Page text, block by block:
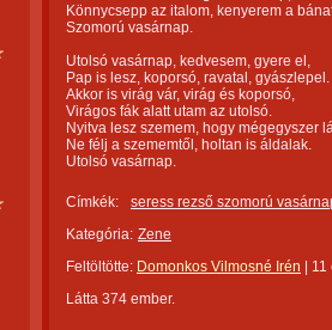
Könnycsepp az italom, kenyerem a
Szomorú vasárnap.
Utolsó vasárnap, kedvesem, gyere el,
Pap is lesz, koporsó, ravatal, gyászlepel.
Akkor is virág vár, virág és koporsó,
Virágos fák alatt utam az utolsó.
Nyitva lesz szemem, hogy mégegyszer
Ne félj a szememtől, holtan is áldalak.
Utolsó vasárnap.
Címkék:
seress rezső szomorú
Kategória: Zene
Feltöltötte: Domonkos Vilmosné Irén
11
Látta 374 ember.